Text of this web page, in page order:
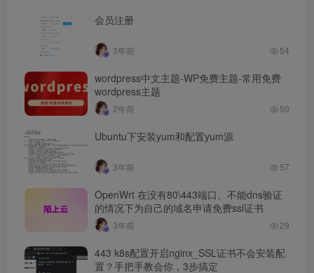
会员注册
3年前 54
wordpress中文主题-WP免费主题-常用免费
wordpress主题
2年前 50
Ubuntu下安装yum和配置yum源
3年前 57
OpenWrt 在没有80\443端口、不能dns验证
的情况下为自己的域名申请免费ssl证书
3年前 29
443 k8s配置开启nginx_SSL证书不会安装配
置？手把手教会你，3步搞定